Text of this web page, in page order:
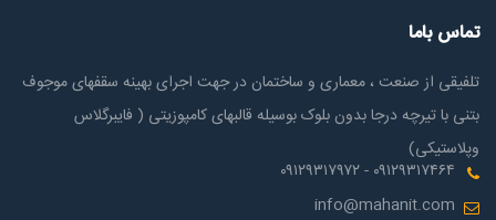
تماس باما
تلفیقی از صنعت ، معماری و ساختمان در جهت اجرای بهینه سقفهای موجوف
بتنی با تیرچه درجا بدون بلوک بوسیله قالبهای کامپوزیتی ( فایبرگلاس
وپلاستیکی)
۰۹۱۲۹۳۱۷۴۶۴ - ۰۹۱۲۹۳۱۷۹۷۲
info@mahanit.com